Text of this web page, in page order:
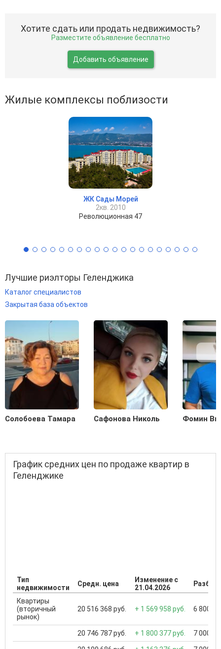
Хотите сдать или продать недвижимость?
Разместите объявление бесплатно
Добавить объявление
Жилые комплексы поблизости
ЖК Сады Морей
2кв. 2010
Революционная 47
Лучшие риэлторы Геленджика
Каталог специалистов
Закрытая база объектов
Солобоева Тамара Сафонова Николь Фомин
График средних цен по продаже квартир в
Геленджике
Тип
недвижимости
Средн. цена
Изменение с
21.04.2026
Квартиры
(вторичный
рынок)
20 516 368 руб. + 1 569 958 руб. 6 800
20 746 787 руб. + 1 800 377 руб. 7 000